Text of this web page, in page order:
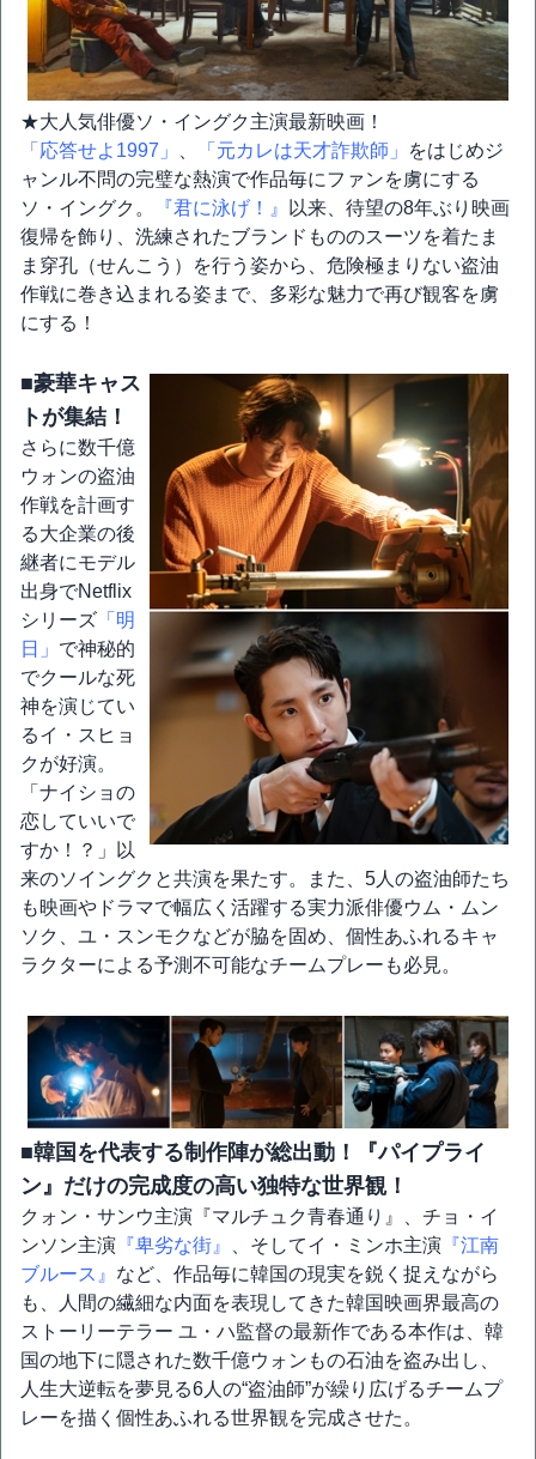
★大人気俳優ソ・イングク主演最新映画！
「応答せよ1997」
「元カレは天才詐欺師」
をはじめジ
ャンル不問の完璧な熱演で作品毎にファンを虜にする
ソ・イングク。
『君に泳げ！』
以来、待望の8年ぶり映画
復帰を飾り、洗練されたブランドもののスーツを着たま
ま穿孔（せんこう）を行う姿から、危険極まりない盗油
作戦に巻き込まれる姿まで、多彩な魅力で再び観客を虜
にする！
■豪華キャス
トが集結！
さらに数千億
ウォンの盗油
作戦を計画す
る大企業の後
継者にモデル
出身でNetflix
シリーズ 「明
日」 で神秘的
でクールな死
神を演じてい
るイ・スヒョ
クが好演。
「ナイショの
恋していいで
すか！？」以
来のソイングクと共演を果たす。また、5人の盗油師たち
も映画やドラマで幅広く活躍する実力派俳優ウム・ムン
ソク、ユ・スンモクなどが脇を固め、個性あふれるキャ
ラクターによる予測不可能なチームプレーも必見。
■韓国を代表する制作陣が総出動！『パイプライ
ン』だけの完成度の高い独特な世界観！
クォン・サンウ主演『マルチュク青春通り』、チョ・イ
ンソン主演 『卑劣な街』 、そしてイ・ミンホ主演 『江南
ブルース』 など、作品毎に韓国の現実を鋭く捉えながら
も、人間の繊細な内面を表現してきた韓国映画界最高の
ストーリーテラー ユ・ハ監督の最新作である本作は、韓
国の地下に隠された数千億ウォンもの石油を盗み出し、
人生大逆転を夢見る6人の“盗油師”が繰り広げるチームプ
レーを描く個性あふれる世界観を完成させた。